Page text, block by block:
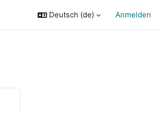
Deutsch ‎(de)‎ Anmelden